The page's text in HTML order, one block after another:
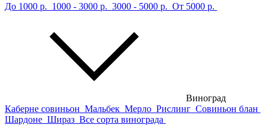
До 1000 р. 1000 - 3000 р. 3000 - 5000 р. От 5000 р.
Виноград
Каберне совиньон Мальбек Мерло Рислинг Совиньон блан
Шардоне Шираз Все сорта винограда